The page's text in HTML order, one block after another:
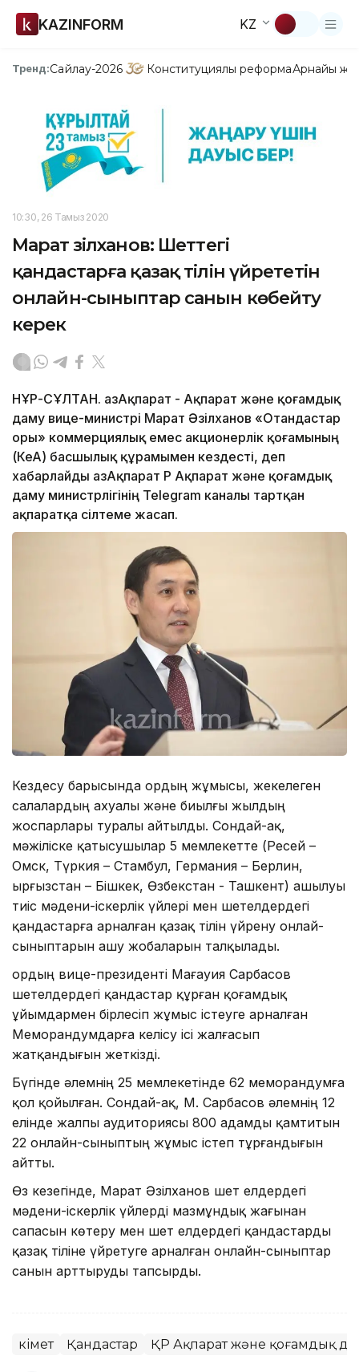
KAZINFORM KZ
Тренд:Сайлау-2026 Конституциялық реформаАрнайы
10:30, 26 Тамыз 2020
Марат Әзілханов: Шеттегі
қандастарға қазақ тілін үйрететін
онлайн-сыныптар санын көбейту
керек
НҰР-СҰЛТАН. ҚазАқпарат - Ақпарат және қоғамдық
даму вице-министрі Марат Әзілханов «Отандастар
Қоры» коммерциялық емес акционерлік қоғамының
(КеАҚ) басшылық құрамымен кездесті, деп
хабарлайды ҚазАқпарат ҚР Ақпарат және қоғамдық
даму министрлігінің Telegram каналы тартқан
ақпаратқа сілтеме жасап.
Кездесу барысында Қордың жұмысы, жекелеген
салалардың ахуалы және биылғы жылдың
жоспарлары туралы айтылды. Сондай-ақ,
мәжіліске қатысушылар 5 мемлекетте (Ресей –
Омск, Түркия – Стамбул, Германия – Берлин,
Қырғызстан – Бішкек, Өзбекстан - Ташкент) ашылуы
тиіс мәдени-іскерлік үйлері мен шетелдердегі
қандастарға арналған қазақ тілін үйрену онлай-
сыныптарын ашу жобаларын талқылады.
Қордың вице-президенті Мағауия Сарбасов
шетелдердегі қандастар құрған қоғамдық
ұйымдармен бірлесіп жұмыс істеуге арналған
Меморандумдарға келісу ісі жалғасып
жатқандығын жеткізді.
Бүгінде әлемнің 25 мемлекетінде 62 меморандумға
қол қойылған. Сондай-ақ, М. Сарбасов әлемнің 12
елінде жалпы аудиториясы 800 адамды қамтитын
22 онлайн-сыныптың жұмыс істеп тұрғандығын
айтты.
Өз кезегінде, Марат Әзілханов шет елдердегі
мәдени-іскерлік үйлерді мазмұндық жағынан
сапасын көтеру мен шет елдердегі қандастарды
қазақ тіліне үйретуге арналған онлайн-сыныптар
санын арттыруды тапсырды.
Үкімет Қандастар ҚР Ақпарат және қоғамдық